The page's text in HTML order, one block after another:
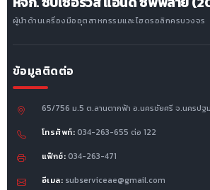
ผู้นำด้านเครื่องมืออุตสาหกรรมและไฮดรอลิกครบวงจร
ข้อมูลติดต่อ
65/756 ม.5 ต.ลานตากฟ้า อ.นครชัยศรี จ.นครปฐ
โทรศัพท์: 034-263-655 ต่อ 122
แฟ็กซ์: 034-263-471
อีเมล: subserviceae@gmail.com